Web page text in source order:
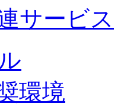
サービス
環境